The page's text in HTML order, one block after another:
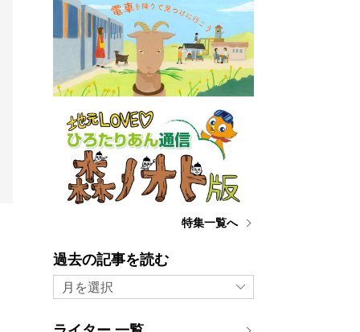
特集一覧へ
過去の記事を読む
月を選択